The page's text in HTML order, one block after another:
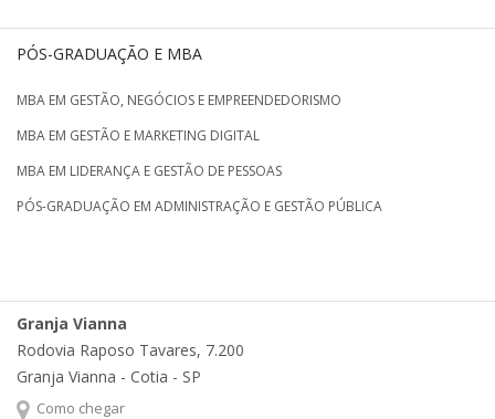
PÓS-GRADUAÇÃO E MBA
MBA EM GESTÃO, NEGÓCIOS E EMPREENDEDORISMO
MBA EM GESTÃO E MARKETING DIGITAL
MBA EM LIDERANÇA E GESTÃO DE PESSOAS
PÓS-GRADUAÇÃO EM ADMINISTRAÇÃO E GESTÃO PÚBLICA
Granja Vianna
Rodovia Raposo Tavares, 7.200
Granja Vianna - Cotia - SP
Como chegar